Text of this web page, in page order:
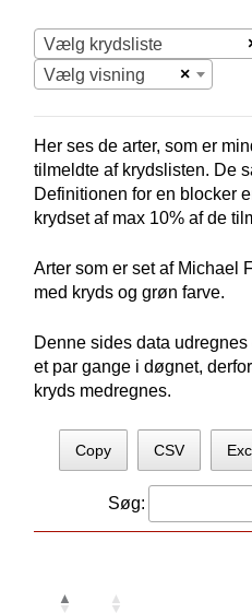
Vælg krydsliste
×
Vælg visning
Her ses de arter, som er
tilmeldte af krydslisten. De
Definitionen for en blocker
krydset af max 10% af de
Arter som er set af Michael
med kryds og grøn farve.
Denne sides data
et par gange i døgnet,
kryds medregnes.
Copy CSV
Søg: